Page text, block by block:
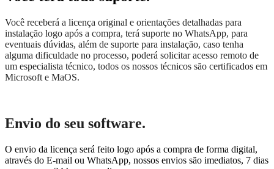
Você receberá a licença original e orientações detalhadas para
instalação logo após a compra, terá suporte no WhatsApp, para
eventuais dúvidas, além de suporte para instalação, caso tenha
alguma dificuldade no processo, poderá solicitar acesso remoto de
um especialista técnico, todos os nossos técnicos são certificados em
Microsoft e MaOS.
Envio do seu software.
O envio da licença será feito logo após a compra de forma digital,
através do E-mail ou WhatsApp, nossos envios são imediatos, 7 dias